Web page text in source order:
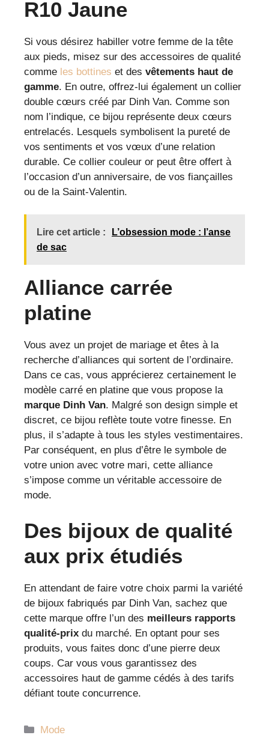
R10 Jaune
Si vous désirez habiller votre femme de la tête
aux pieds, misez sur des accessoires de qualité
comme les bottines et des vêtements haut de
gamme. En outre, offrez-lui également un collier
double cœurs créé par Dinh Van. Comme son
nom l’indique, ce bijou représente deux cœurs
entrelacés. Lesquels symbolisent la pureté de
vos sentiments et vos vœux d’une relation
durable. Ce collier couleur or peut être offert à
l’occasion d’un anniversaire, de vos fiançailles
ou de la Saint-Valentin.
Lire cet article :
L’obsession mode : l’anse
de sac
Alliance carrée
platine
Vous avez un projet de mariage et êtes à la
recherche d’alliances qui sortent de l’ordinaire.
Dans ce cas, vous apprécierez certainement le
modèle carré en platine que vous propose la
marque Dinh Van. Malgré son design simple et
discret, ce bijou reflète toute votre finesse. En
plus, il s’adapte à tous les styles vestimentaires.
Par conséquent, en plus d’être le symbole de
votre union avec votre mari, cette alliance
s’impose comme un véritable accessoire de
mode.
Des bijoux de qualité
aux prix étudiés
En attendant de faire votre choix parmi la variété
de bijoux fabriqués par Dinh Van, sachez que
cette marque offre l’un des meilleurs rapports
qualité-prix du marché. En optant pour ses
produits, vous faites donc d’une pierre deux
coups. Car vous vous garantissez des
accessoires haut de gamme cédés à des tarifs
défiant toute concurrence.
Catégories
Mode